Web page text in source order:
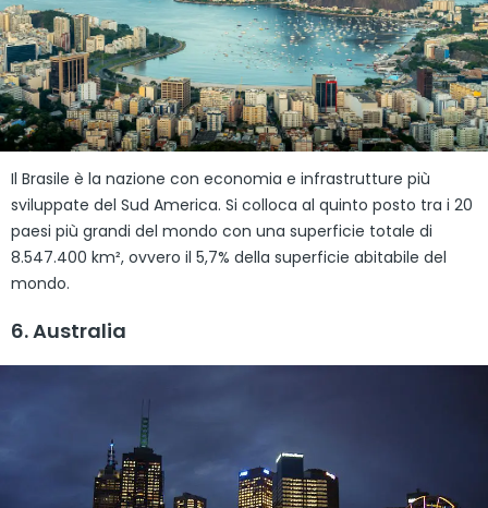
Il Brasile è la nazione con economia e infrastrutture più
sviluppate del Sud America. Si colloca al quinto posto tra i 20
paesi più grandi del mondo con una superficie totale di
8.547.400 km², ovvero il 5,7% della superficie abitabile del
mondo.
6. Australia